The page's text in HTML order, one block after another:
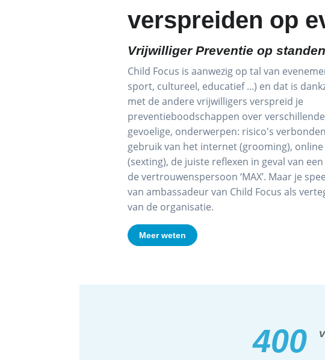
verspreiden op
Vrijwilliger Preventie op standen
Child Focus is aanwezig op tal van
sport, cultureel, educatief ...) en dat is
met de andere vrijwilligers verspreid je
preventieboodschappen over
gevoelige, onderwerpen: risico's
gebruik van het internet (grooming),
(sexting), de juiste reflexen in geval van
de vertrouwenspersoon ‘MAX’. Maar je
van ambassadeur van Child Focus als
van de organisatie.
Meer weten
400